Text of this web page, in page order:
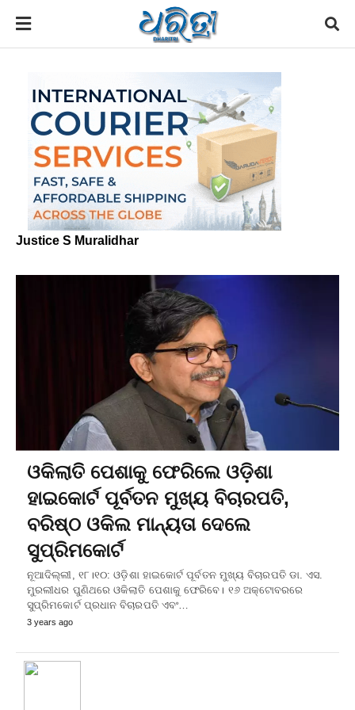
Justice S Muralidhar
ଓକିଲାତି ପେଶାକୁ ଫେରିଲେ ଓଡ଼ିଶା
ହାଇକୋର୍ଟ ପୂର୍ବତନ ମୁଖ୍ୟ ବିଚାରପତି,
ବରିଷ୍ଠ ଓକିଲ ମାନ୍ୟତା ଦେଲେ
ସୁପ୍ରିମକୋର୍ଟ
ନୂଆଦିଲ୍ଲୀ, ୧୮।୧୦: ଓଡ଼ିଶା ହାଇକୋର୍ଟ ପୂର୍ବତନ ମୁଖ୍ୟ ବିଚାରପତି ଡା. ଏସ.
ମୁରଲୀଧର ପୁଣିଥରେ ଓକିଲାତି ପେଶାକୁ ଫେରିବେ। ୧୬ ଅକ୍ଟୋବରରେ
ସୁପ୍ରିମକୋର୍ଟ ପ୍ରଧାନ ବିଚାରପତି ଏବଂ…
3 years ago